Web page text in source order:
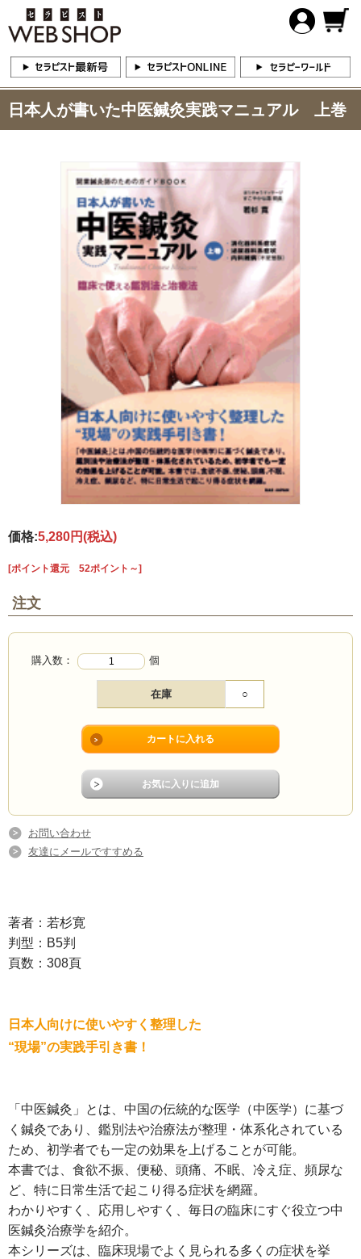
日本人が書いた中医鍼灸実践マニュアル 上巻
価格:5,280円(税込)
[ポイント還元 52ポイント～]
注文
購入数： 個
在庫 ○
お問い合わせ
友達にメールですすめる
著者：若杉寛
判型：B5判
頁数：308頁
日本人向けに使いやすく整理した
“現場”の実践手引き書！
「中医鍼灸」とは、中国の伝統的な医学（中医学）に基づ
く鍼灸であり、鑑別法や治療法が整理・体系化されている
ため、初学者でも一定の効果を上げることが可能。
本書では、食欲不振、便秘、頭痛、不眠、冷え症、頻尿な
ど、特に日常生活で起こり得る症状を網羅。
わかりやすく、応用しやすく、毎日の臨床にすぐ役立つ中
医鍼灸治療学を紹介。
本シリーズは、臨床現場でよく見られる多くの症状を挙